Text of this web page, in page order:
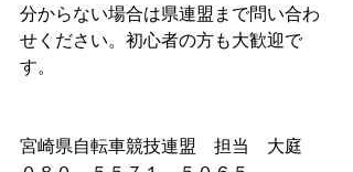
分からない場合は県連盟まで問い合わ
せください。初心者の方も大歓迎で
す。
宮崎県自転車競技連盟　担当　大庭